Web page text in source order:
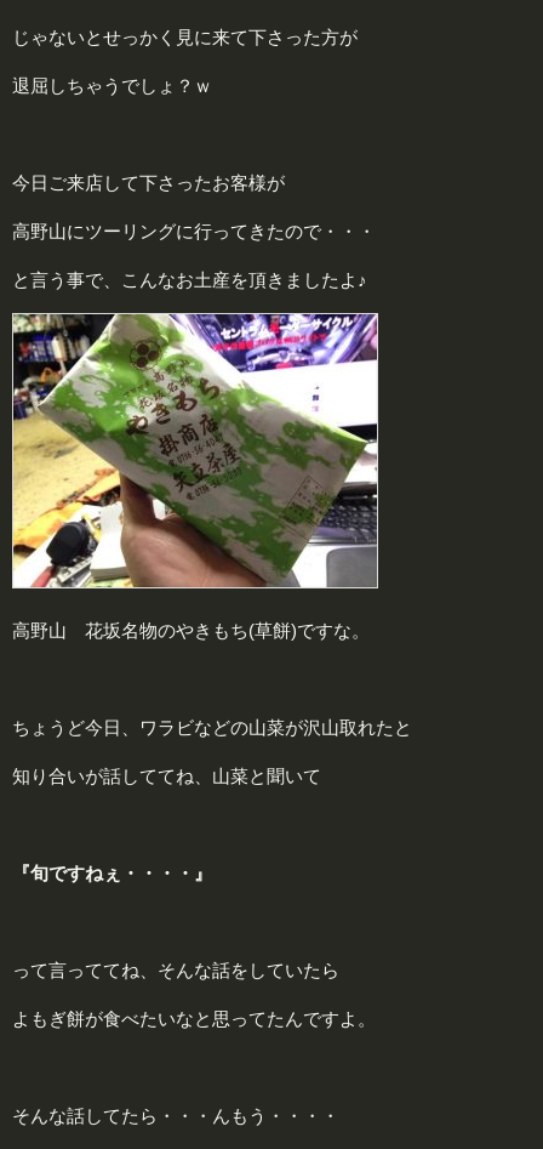
じゃないとせっかく見に来て下さった方が
退屈しちゃうでしょ？ｗ
今日ご来店して下さったお客様が
高野山にツーリングに行ってきたので・・・
と言う事で、こんなお土産を頂きましたよ♪
高野山 花坂名物のやきもち(草餅)ですな。
ちょうど今日、ワラビなどの山菜が沢山取れたと
知り合いが話しててね、山菜と聞いて
『旬ですねぇ・・・・』
って言っててね、そんな話をしていたら
よもぎ餅が食べたいなと思ってたんですよ。
そんな話してたら・・・んもう・・・・